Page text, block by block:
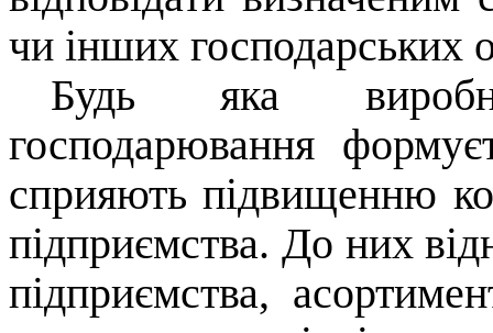
чи інших господарських
Будь яка
господарювання
сприяють підвищенню
підприємства. До них
підприємства,